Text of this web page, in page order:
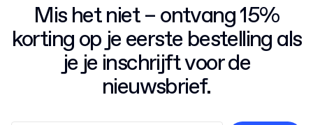
Mis het niet – ontvang 15%
korting op je eerste bestelling als
je je inschrijft voor de
nieuwsbrief.